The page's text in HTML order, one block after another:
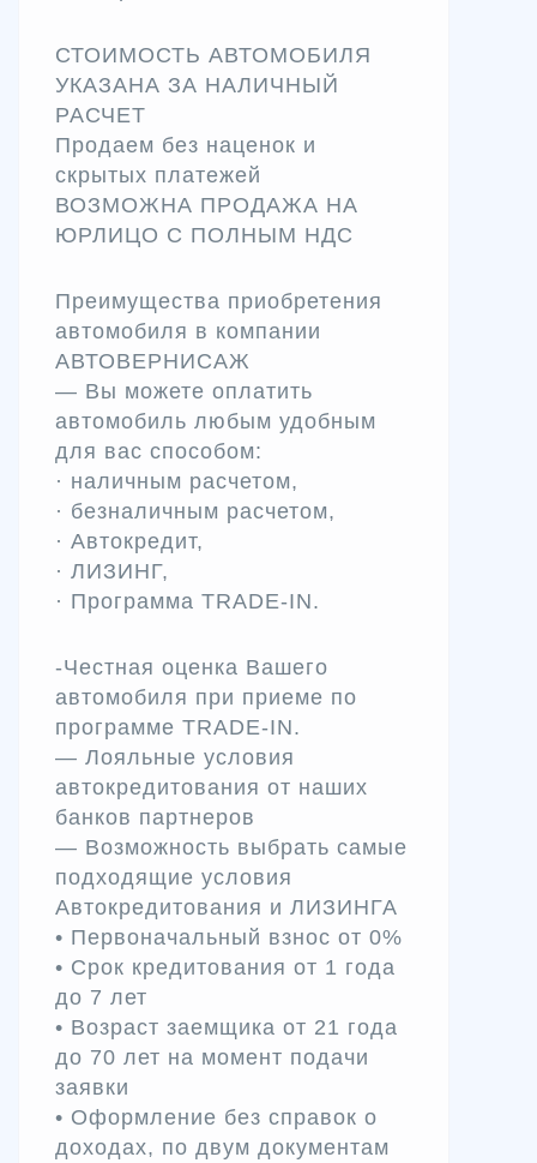
СТОИМОСТЬ АВТОМОБИЛЯ
УКАЗАНА ЗА НАЛИЧНЫЙ
РАСЧЕТ
Продаем без наценок и
скрытых платежей
ВОЗМОЖНА ПРОДАЖА НА
ЮРЛИЦО С ПОЛНЫМ НДС
Преимущества приобретения
автомобиля в компании
АВТОВЕРНИСАЖ
— Вы можете оплатить
автомобиль любым удобным
для вас способом:
· наличным расчетом,
· безналичным расчетом,
· Автокредит,
· ЛИЗИНГ,
· Программа TRADЕ-IN.
-Честная оценка Вашего
автомобиля при приеме по
программе TRADE-IN.
— Лояльные условия
автокредитования от наших
банков партнеров
— Возможность выбрать самые
подходящие условия
Автокредитования и ЛИЗИНГА
• Первоначальный взнос от 0%
• Срок кредитования от 1 года
до 7 лет
• Возраст заемщика от 21 года
до 70 лет на момент подачи
заявки
• Оформление без справок о
доходах, по двум документам